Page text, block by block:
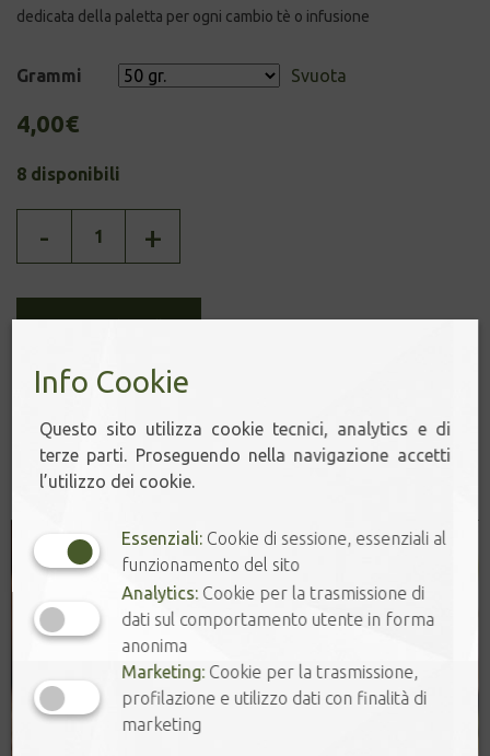
dedicata della paletta per ogni cambio tè o infusione
Grammi Svuota
4,00€
8 disponibili
quantità
- +
Aggiungi al carrello
Prodotti correlati
Info Cookie
Questo sito utilizza cookie tecnici, analytics e di
terze parti. Proseguendo nella navigazione accetti
l’utilizzo dei cookie.
Essenziali: Cookie di sessione, essenziali al
funzionamento del sito
Analytics: Cookie per la trasmissione di
dati sul comportamento utente in forma
anonima
Marketing: Cookie per la trasmissione,
profilazione e utilizzo dati con finalità di
marketing